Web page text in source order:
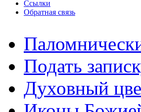
Ссылки
Обратная связь
Подать
Духовный